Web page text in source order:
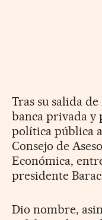
Tras su salida
banca privada y
política pública
Consejo de
Económica,
presidente
Dio nombre,